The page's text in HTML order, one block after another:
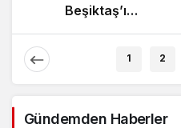
Zeybek Tartışması
1 2
Gündemden Haberler